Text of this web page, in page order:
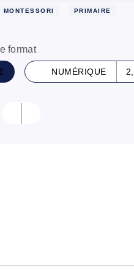
MONTESSORI PRIMAIRE
format
NUMÉRIQUE